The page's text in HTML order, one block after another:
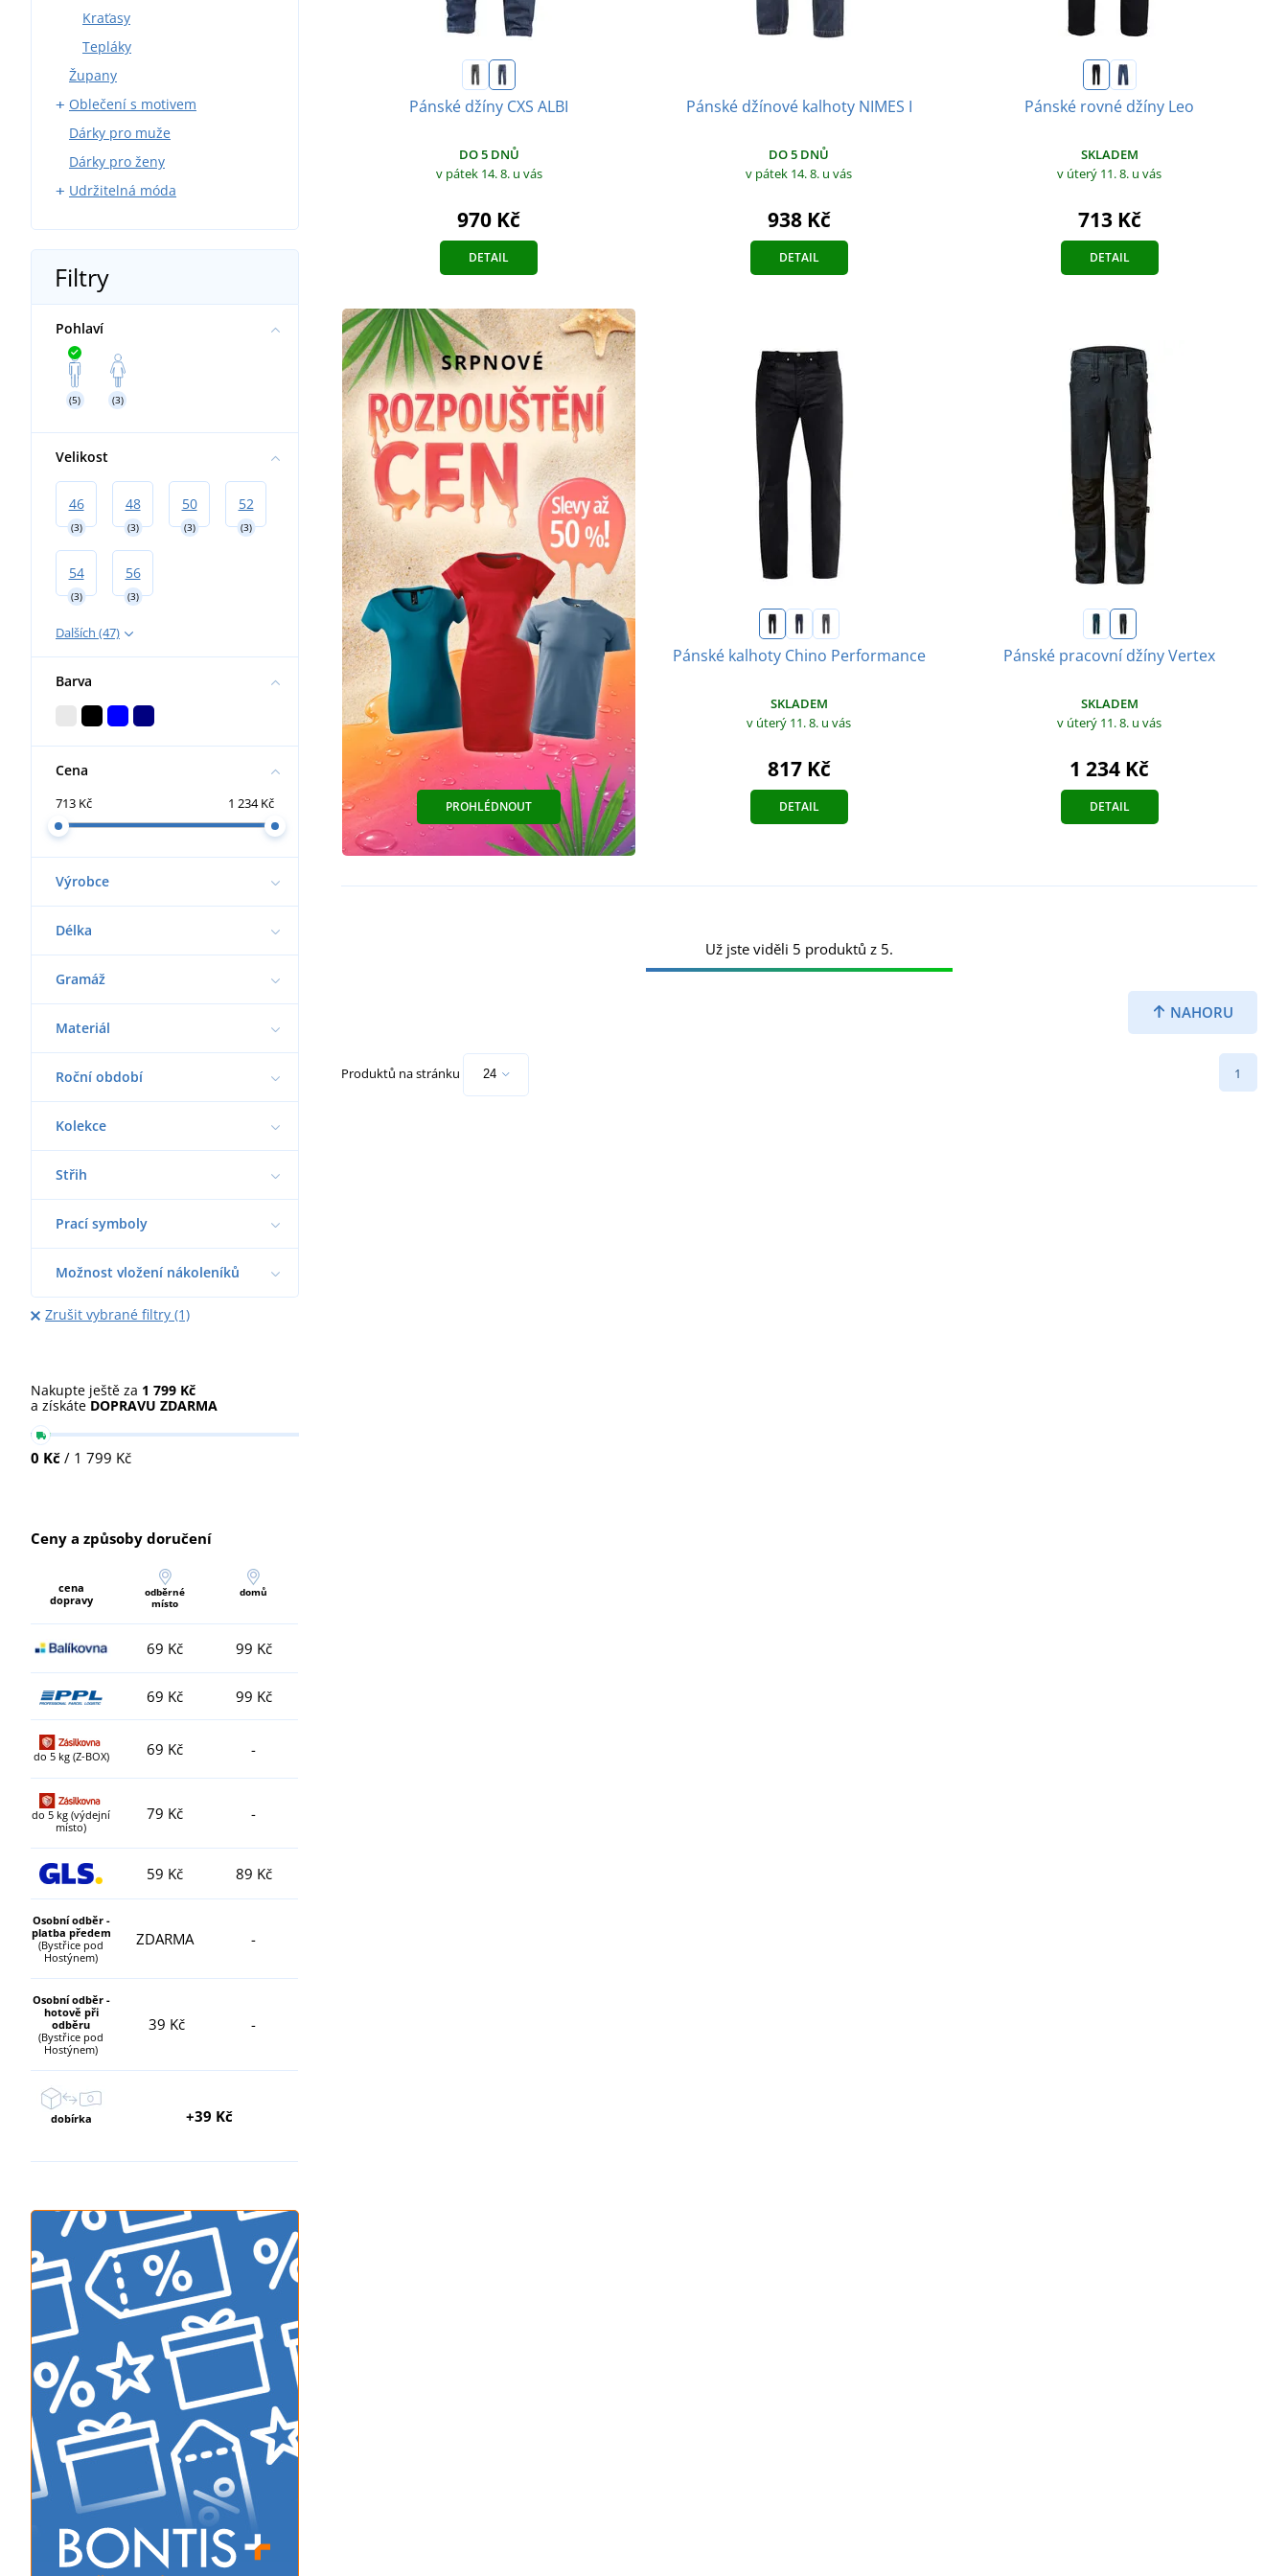
Kraťasy
Tepláky
Župany
Oblečení s motivem
Myslivci
Rybáři
Modeláři
Víno
Pivo
Příroda
Hasiči
Chovatelství
Vodáci
Dárky pro muže
Dárky pro ženy
Udržitelná móda
Mikiny
Kšiltovky a čepice
Sportovní oblečení
Dětské a kojenecké oblečení
Ručníky a osušky
Tašky a batohy
Filtry
Pohlaví
(5) (3)
Velikost
46
(3)
48
(3)
50
(3)
52
(3)
54
(3)
56
(3)
Dalších (47)
Barva
Cena
713 Kč 1 234 Kč
Výrobce
Délka
Gramáž
Materiál
Roční období
Kolekce
Střih
Prací symboly
Možnost vložení nákoleníků
Zrušit vybrané filtry (1)
Nakupte ještě za 1 799 Kč
a získáte DOPRAVU ZDARMA
0 Kč / 1 799 Kč
Ceny a způsoby doručení
cena
dopravy
odběrné
místo
domů
69 Kč 99 Kč
69 Kč 99 Kč
do 5 kg (Z-BOX) 69 Kč -
do 5 kg (výdejní
místo)
79 Kč -
59 Kč 89 Kč
Osobní odběr -
platba předem
(Bystřice pod
Hostýnem)
ZDARMA -
Osobní odběr -
hotově při
odběru
(Bystřice pod
Hostýnem)
39 Kč -
dobírka +39 Kč
Pánské džíny CXS ALBI
DO 5 DNŮ
v pátek 14. 8. u vás
970 Kč
DETAIL
Pánské džínové kalhoty NIMES I
DO 5 DNŮ
v pátek 14. 8. u vás
938 Kč
DETAIL
Pánské rovné džíny Leo
SKLADEM
v úterý 11. 8. u vás
713 Kč
DETAIL
PROHLÉDNOUT
Pánské kalhoty Chino Performance
SKLADEM
v úterý 11. 8. u vás
817 Kč
DETAIL
Pánské pracovní džíny Vertex
SKLADEM
v úterý 11. 8. u vás
1 234 Kč
DETAIL
NAHORU
Už jste viděli 5 produktů z 5.
Produktů na stránku 1